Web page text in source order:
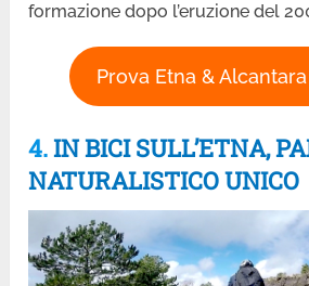
formazione dopo l’eruzione del
Prova Etna &
4.IN BICI SULL’ETNA,
NATURALISTICO UNICO